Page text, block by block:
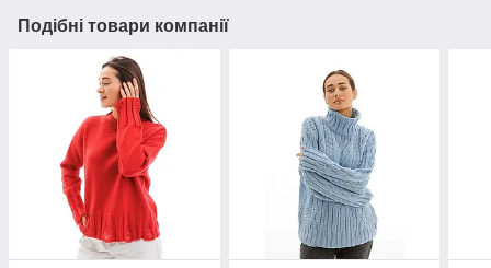
Подібні товари компанії